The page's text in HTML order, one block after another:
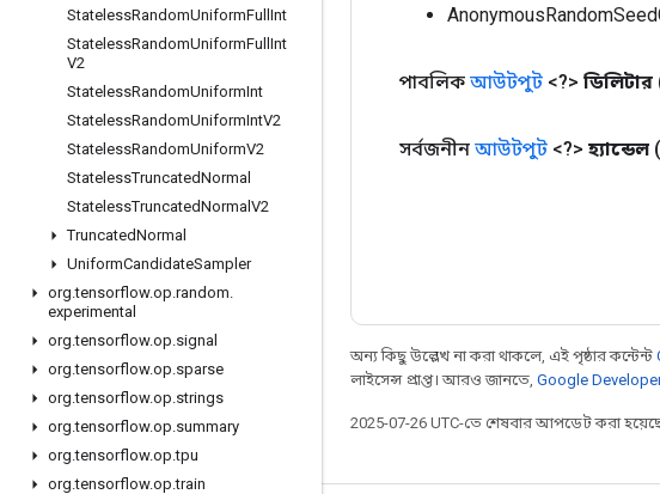
StatelessRandomUniformFull Int
StatelessRandomUniformFull Int
V2
StatelessRandomUniformInt
StatelessRandomUniformIntV2
StatelessRandomUniformV2
StatelessTruncatedNormal
StatelessTruncatedNormal V2
TruncatedNormal
UniformCandidateSampler
org.tensorflow.op.random.
experimental
org.tensorflow.op.signal
org.tensorflow.op.sparse
org.tensorflow.op.strings
org.tensorflow.op.summary
org.tensorflow.op.tpu
org.tensorflow.op.train
পাবলিক আউটপুট <?> ডিলিটার
সর্বজনীন আউটপুট <?> হ্যান্ডেল
অন্য কিছু উল্লেখ না করা থাকলে, এই পৃষ্ঠার কন্টেন্ট
লাইসেন্স প্রাপ্ত। আরও জানতে, Google
2025-07-26 UTC-তে শেষবার আপডেট করা